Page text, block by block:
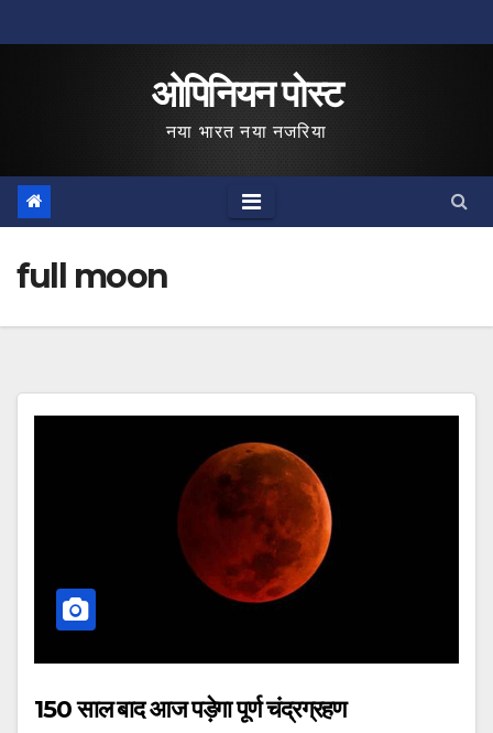
to
ओपिनियन पोस्ट
नया भारत नया नजरिया
full moon
150 साल बाद आज पड़ेगा पूर्ण चंद्रग्रहण